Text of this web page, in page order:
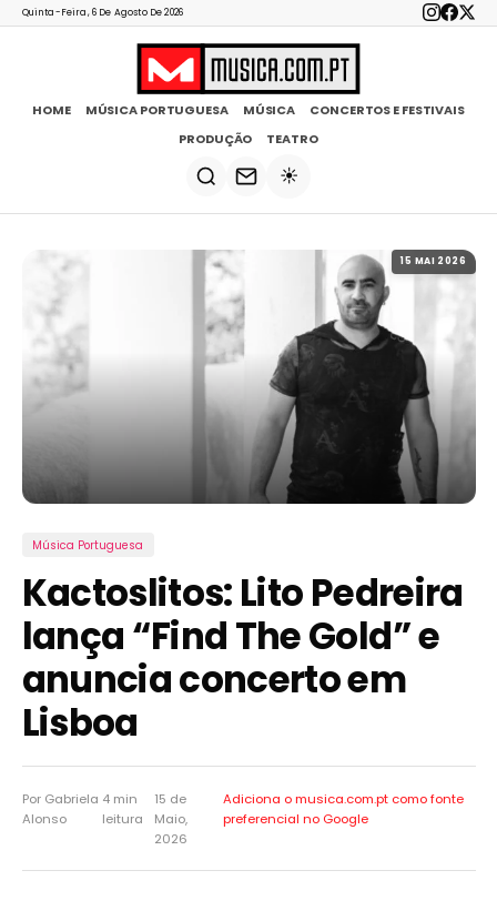
Quinta-Feira, 6 De Agosto De 2026
HOME MÚSICA PORTUGUESA MÚSICA
CONCERTOS E FESTIVAIS
PRODUÇÃO
TEATRO
☀️
15 MAI 2026
Música Portuguesa
Kactoslitos: Lito Pedreira
lança “Find The Gold” e
anuncia concerto em
Lisboa
Por Gabriela
Alonso
4 min
leitura
15 de
Maio,
2026
Adiciona o musica.com.pt comofonte
preferencial no Google